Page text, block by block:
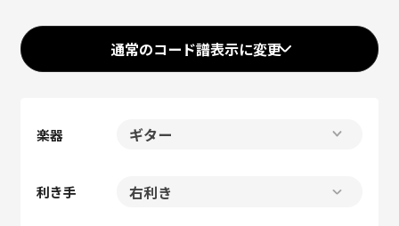
Mute
通常のコード譜表示に変更
楽器
利き手